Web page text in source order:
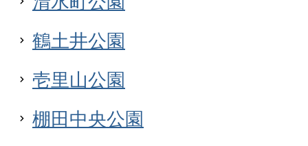
鶴土井公園
壱里山公園
棚田中央公園